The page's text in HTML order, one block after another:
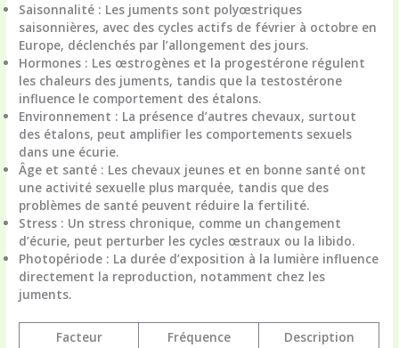
Saisonnalité : Les juments sont polyœstriques
saisonnières, avec des cycles actifs de février à octobre en
Europe, déclenchés par l’allongement des jours.
Hormones : Les œstrogènes et la progestérone régulent
les chaleurs des juments, tandis que la testostérone
influence le comportement des étalons.
Environnement : La présence d’autres chevaux, surtout
des étalons, peut amplifier les comportements sexuels
dans une écurie.
Âge et santé : Les chevaux jeunes et en bonne santé ont
une activité sexuelle plus marquée, tandis que des
problèmes de santé peuvent réduire la fertilité.
Stress : Un stress chronique, comme un changement
d’écurie, peut perturber les cycles œstraux ou la libido.
Photopériode : La durée d’exposition à la lumière influence
directement la reproduction, notamment chez les
juments.
Facteur Fréquence Description